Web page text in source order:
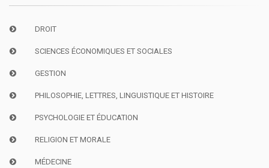
DROIT
SCIENCES ÉCONOMIQUES ET SOCIALES
GESTION
PHILOSOPHIE, LETTRES, LINGUISTIQUE ET HISTOIRE
PSYCHOLOGIE ET ÉDUCATION
RELIGION ET MORALE
MÉDECINE